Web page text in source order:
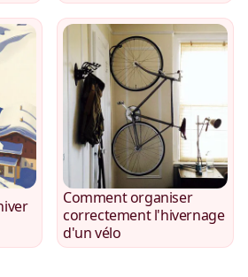
Comment organiser
correctement l'hivernage
d'un vélo